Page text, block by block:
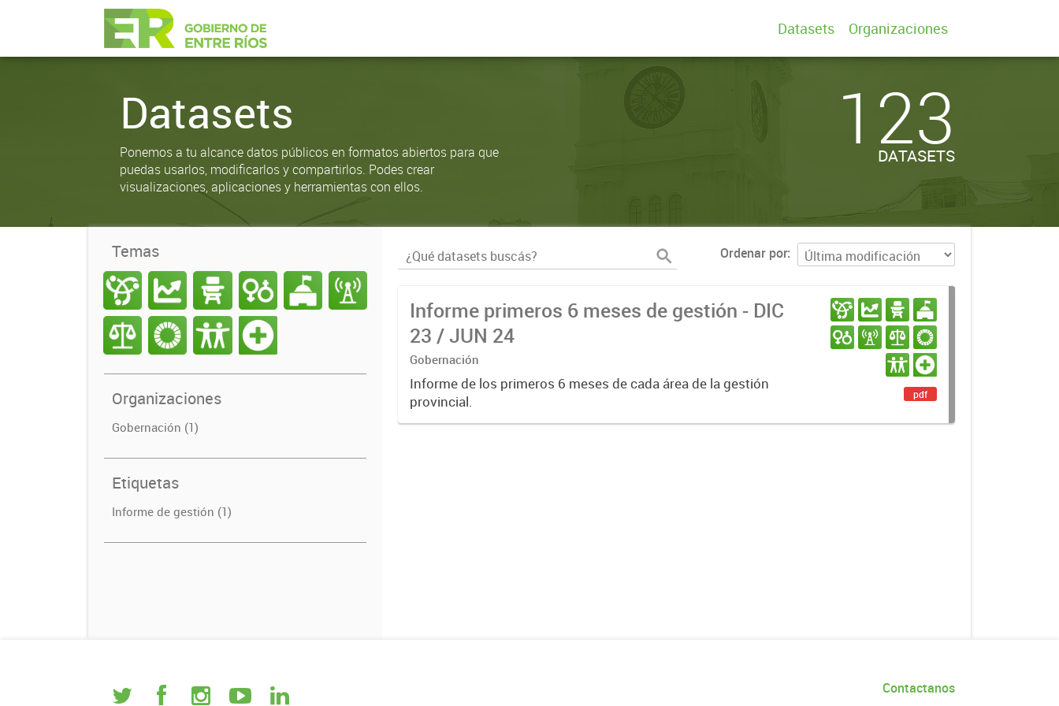
Datasets Organizaciones
Datasets
Ponemos a tu alcance datos públicos en formatos abiertos para que
puedas usarlos, modificarlos y compartirlos. Podes crear
visualizaciones, aplicaciones y herramientas con ellos.
123
DATASETS
Temas
Organizaciones
Gobernación (1)
Etiquetas
Informe de gestión (1)
Ordenar por
Informe primeros 6 meses de gestión - DIC
23 / JUN 24
Gobernación
Informe de los primeros 6 meses de cada área de la gestión
provincial.
pdf
Contactanos